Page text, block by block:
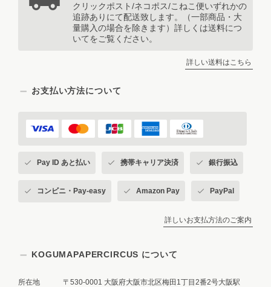
クリックポスト/ネコポス/こねこ便いずれかの
追跡ありにて配送致します。（一部商品・大
量購入の場合を除きます）詳しくは送料につ
いてをご覧ください。
詳しい送料はこちら
お支払い方法について
Pay ID あと払い 携帯キャリア決済 銀行振込
コンビニ・Pay-easy Amazon Pay PayPal
詳しいお支払方法のご案内
KOGUMAPAPERCIRCUS について
所在地
〒530-0001 大阪府大阪市北区梅田1丁目2番2号大阪駅